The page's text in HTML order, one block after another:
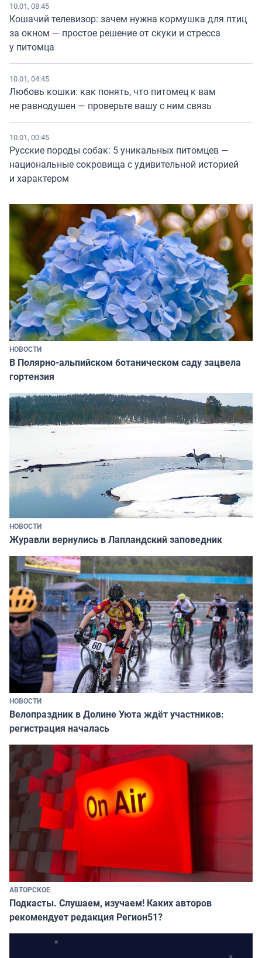
10.01, 08:45
Кошачий телевизор: зачем нужна кормушка для птиц
за окном — простое решение от скуки и стресса
у питомца
10.01, 04:45
Любовь кошки: как понять, что питомец к вам
не равнодушен — проверьте вашу с ним связь
10.01, 00:45
Русские породы собак: 5 уникальных питомцев —
национальные сокровища с удивительной историей
и характером
НОВОСТИ
В Полярно-альпийском ботаническом саду зацвела
гортензия
НОВОСТИ
Журавли вернулись в Лапландский заповедник
НОВОСТИ
Велопраздник в Долине Уюта ждёт участников:
регистрация началась
АВТОРСКОЕ
Подкасты. Слушаем, изучаем! Каких авторов
рекомендует редакция Регион51?